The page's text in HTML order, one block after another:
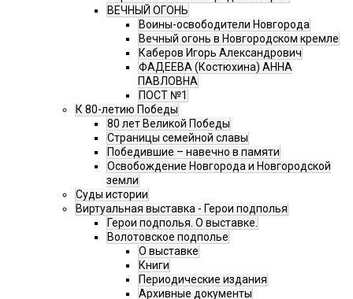
ВЕЧНЫЙ ОГОНЬ
Воины-освободители Новгорода
Вечный огонь в Новгородском кремле
Каберов Игорь Александрович
ФАДЕЕВА (Костюхина) АННА
ПАВЛОВНА
ПОСТ №1
К 80-летию Победы
80 лет Великой Победы
Страницы семейной славы
Победившие – навечно в памяти
Освобождение Новгорода и Новгородской
земли
Суды истории
Виртуальная выставка - Герои подполья
Герои подполья. О выставке.
Волотовское подполье
О выставке
Книги
Периодические издания
Архивные документы